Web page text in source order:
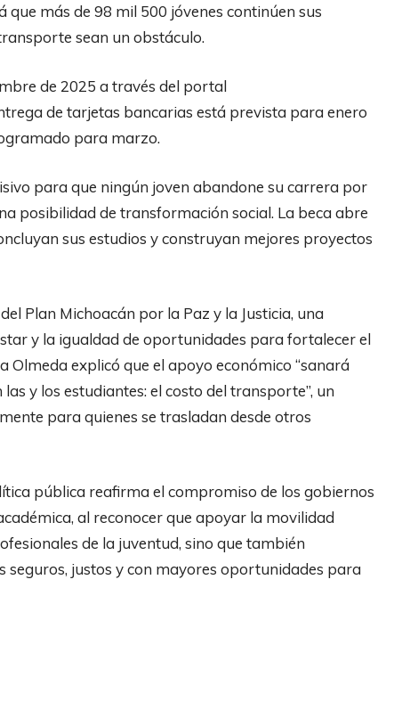
más de 98 mil 500 jóvenes continúen sus
sean un obstáculo.
de 2025 a través del portal
de tarjetas bancarias está prevista para enero
para marzo.
para que ningún joven abandone su carrera por
posibilidad de transformación social. La beca abre
sus estudios y construyan mejores proyectos
Plan Michoacán por la Paz y la Justicia, una
y la igualdad de oportunidades para fortalecer el
Olmeda explicó que el apoyo económico “sanará
y los estudiantes: el costo del transporte”, un
para quienes se trasladan desde otros
pública reafirma el compromiso de los gobiernos
al reconocer que apoyar la movilidad
de la juventud, sino que también
justos y con mayores oportunidades para